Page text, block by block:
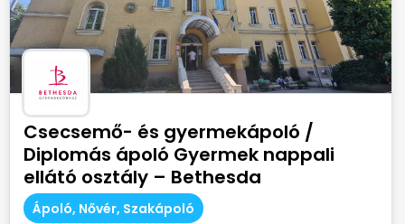
Csecsemő- és gyermekápoló /
Diplomás ápoló Gyermek nappali
ellátó osztály – Bethesda
Gyermekkórház
Ápoló, Nővér, Szakápoló